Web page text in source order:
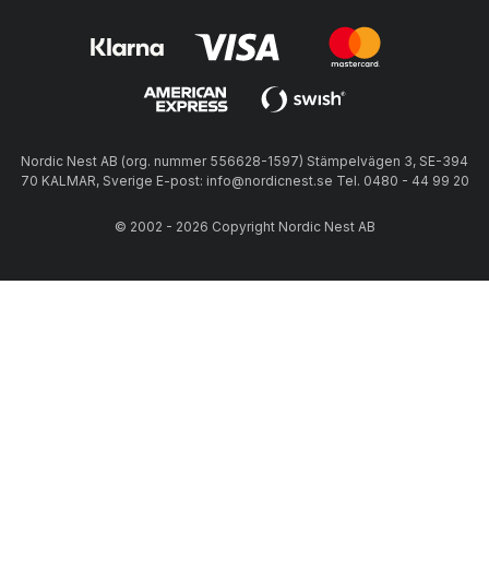
Nordic Nest AB (org. nummer 556628-1597) Stämpelvägen 3, SE-394
70 KALMAR, Sverige E-post: info@nordicnest.se Tel. 0480 - 44 99 20
© 2002 - 2026 Copyright Nordic Nest AB